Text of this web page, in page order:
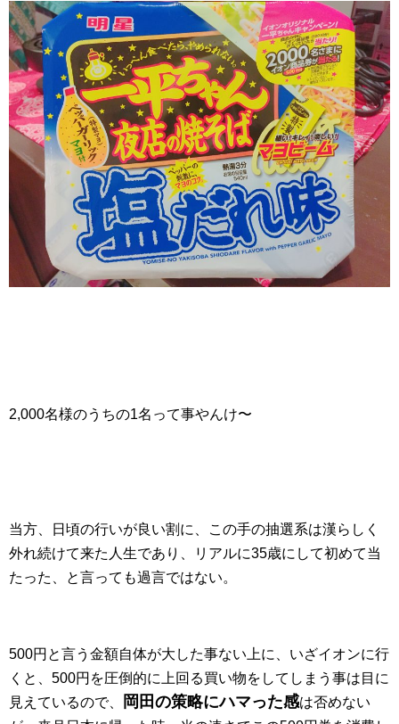
2,000名様のうちの1名って事やんけ〜
当方、日頃の行いが良い割に、この手の抽選系は漢らしく
外れ続けて来た人生であり、リアルに35歳にして初めて当
たった、と言っても過言ではない。
500円と言う金額自体が大した事ない上に、いざイオンに行
くと、500円を圧倒的に上回る買い物をしてしまう事は目に
見えているので、
岡田の策略にハマった感は否めない